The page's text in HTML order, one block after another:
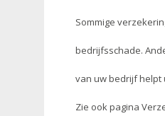
Sommige
bedrijfsschade.
van uw bedrijf helpt
Zie ook pagina